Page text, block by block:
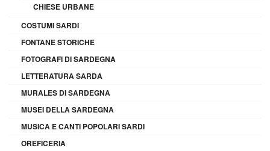
CHIESE URBANE
COSTUMI SARDI
FONTANE STORICHE
FOTOGRAFI DI SARDEGNA
LETTERATURA SARDA
MURALES DI SARDEGNA
MUSEI DELLA SARDEGNA
MUSICA E CANTI POPOLARI SARDI
OREFICERIA